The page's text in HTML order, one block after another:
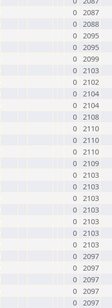
0 2087
0 2088
0 2095
0 2095
0 2099
0 2103
0 2102
0 2104
0 2104
0 2108
0 2110
0 2110
0 2110
0 2109
0 2103
0 2103
0 2103
0 2103
0 2103
0 2103
0 2103
0 2097
0 2097
0 2097
0 2097
0 2097